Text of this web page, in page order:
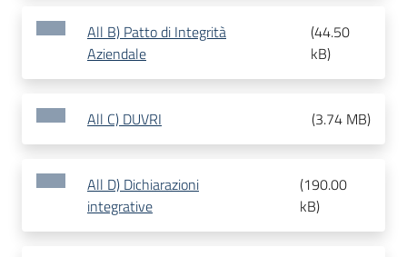
All B) Patto di Integrità
Aziendale
(44.50
kB)
All C) DUVRI (3.74 MB)
All D) Dichiarazioni
integrative
(190.00
kB)